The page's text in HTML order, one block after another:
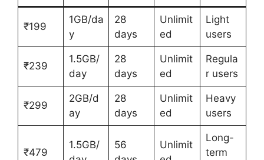
₹199
1GB/da
y
28
days
Unlimit
ed
Light
users
₹239
1.5GB/
day
28
days
Unlimit
ed
Regula
r users
₹299
2GB/d
ay
28
days
Unlimit
ed
Heavy
users
₹479
1.5GB/
56
Unlimit
Long-
term